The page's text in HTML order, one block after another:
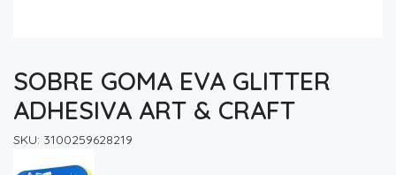
SOBRE GOMA EVA GLITTER
ADHESIVA ART & CRAFT
SKU: 3100259628219